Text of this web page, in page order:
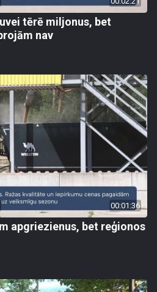
tērē miljonus, bet
nav
00:01:36
apgriezienus, bet reģionos